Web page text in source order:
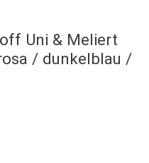
Uni & Meliert
/ dunkelblau /